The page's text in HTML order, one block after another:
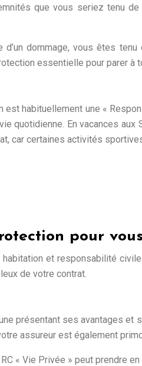
que vous seriez tenu
dommage, vous êtes
essentielle pour parer à
habituellement une «
quotidienne. En vacances
car certaines activités
pour
et responsabilité
de votre contrat.
présentant ses avantages
assureur est également
« Vie Privée » peut prendre